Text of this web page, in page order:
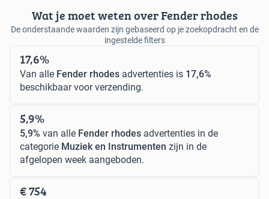
Wat je moet weten over Fender rhodes
De onderstaande waarden zijn gebaseerd op je zoekopdracht en de
ingestelde filters
17,6%
Van alle Fender rhodes advertenties is 17,6%
beschikbaar voor verzending.
5,9%
5,9% van alle Fender rhodes advertenties in de
categorie Muziek en Instrumenten zijn in de
afgelopen week aangeboden.
€ 754